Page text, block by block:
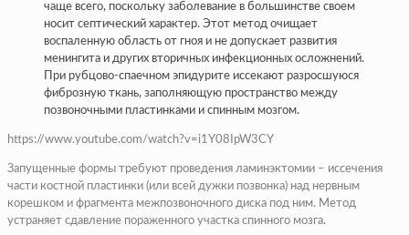
чаще всего, поскольку заболевание в большинстве своем
носит септический характер. Этот метод очищает
воспаленную область от гноя и не допускает развития
менингита и других вторичных инфекционных осложнений.
При рубцово-спаечном эпидурите иссекают разросшуюся
фиброзную ткань, заполняющую пространство между
позвоночными пластинками и спинным мозгом.
https://www.youtube.com/watch?v=i1Y08IpW3CY
Запущенные формы требуют проведения ламинэктомии – иссечения
части костной пластинки (или всей дужки позвонка) над нервным
корешком и фрагмента межпозвоночного диска под ним. Метод
устраняет сдавление пораженного участка спинного мозга.